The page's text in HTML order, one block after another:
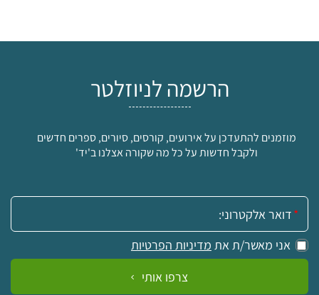
הרשמה לניוזלטר
מוזמנים להתעדכן על אירועים, קורסים, סיורים, ספרים חדשים
ולקבל חדשות על כל מה שקורה אצלנו ב'יד'
אימייל:
אני מאשר/ת את מדיניות הפרטיות
צרפו אותי